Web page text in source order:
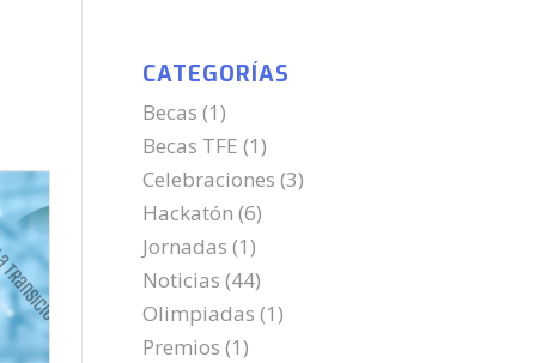
CATEGORÍAS
Becas (1)
Becas TFE (1)
Celebraciones (3)
Hackatón (6)
Jornadas (1)
Noticias (44)
Olimpiadas (1)
Premios (1)